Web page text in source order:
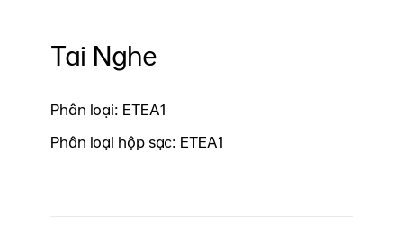
Tai Nghe
Phân loại: ETEA1
Phân loại hộp sạc: ETEA1